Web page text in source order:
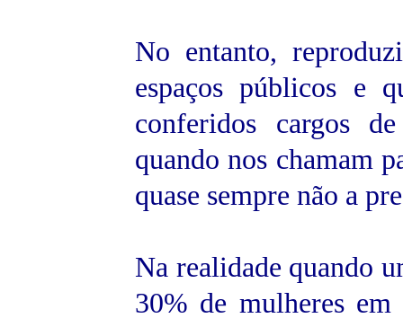
No entanto,
espaços públicos e
conferidos cargos
quando nos chamam
quase sempre não a
Na realidade quando
30% de mulheres em